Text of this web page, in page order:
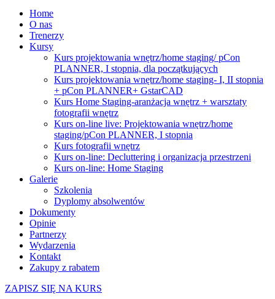
Home
O nas
Trenerzy
Kursy
Kurs projektowania wnętrz/home staging/ pCon
PLANNER, I stopnia, dla początkujących
Kurs projektowania wnętrz/home staging- I, II stopnia
+ pCon PLANNER+ GstarCAD
Kurs Home Staging-aranżacja wnętrz + warsztaty
fotografii wnętrz
Kurs on-line live: Projektowania wnętrz/home
staging/pCon PLANNER, I stopnia
Kurs fotografii wnętrz
Kurs on-line: Decluttering i organizacja przestrzeni
Kurs on-line: Home Staging
Galerie
Szkolenia
Dyplomy absolwentów
Dokumenty
Opinie
Partnerzy
Wydarzenia
Kontakt
Zakupy z rabatem
ZAPISZ SIĘ NA KURS